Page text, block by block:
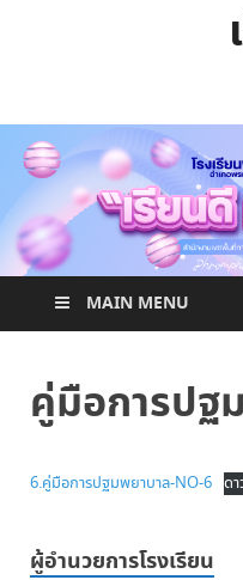
MAIN MENU
คู่มือการปฐ
6.คู่มือการปฐมพยาบาล-NO-6 ด
ผู้อำนวยการโรงเรียน